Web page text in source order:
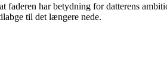
faderen har betydning for datterens
til det længere nede.